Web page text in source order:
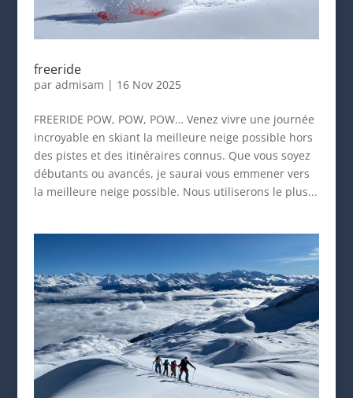
freeride
par admisam | 16 Nov 2025
FREERIDE POW, POW, POW… Venez vivre une journée
incroyable en skiant la meilleure neige possible hors
des pistes et des itinéraires connus. Que vous soyez
débutants ou avancés, je saurai vous emmener vers
la meilleure neige possible. Nous utiliserons le plus...